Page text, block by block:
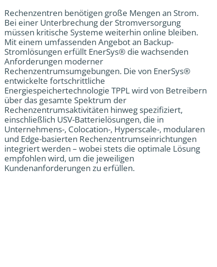
Rechenzentren benötigen große Mengen an Strom.
Bei einer Unterbrechung der Stromversorgung
müssen kritische Systeme weiterhin online bleiben.
Mit einem umfassenden Angebot an Backup-
Stromlösungen erfüllt EnerSys® die wachsenden
Anforderungen moderner
Rechenzentrumsumgebungen. Die von EnerSys®
entwickelte fortschrittliche
Energiespeichertechnologie TPPL wird von Betreibern
über das gesamte Spektrum der
Rechenzentrumsaktivitäten hinweg spezifiziert,
einschließlich USV-Batterielösungen, die in
Unternehmens-, Colocation-, Hyperscale-, modularen
und Edge-basierten Rechenzentrumseinrichtungen
integriert werden – wobei stets die optimale Lösung
empfohlen wird, um die jeweiligen
Kundenanforderungen zu erfüllen.